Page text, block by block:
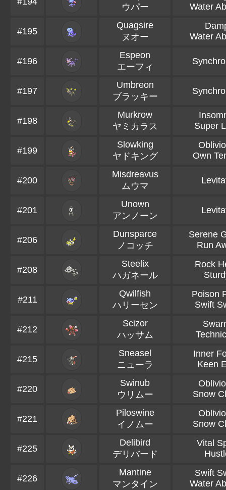
ウパー
Water
#195
Quagsire
ヌオー
Water
#196
Espeon
エーフィ
#197
Umbreon
ブラッキー
#198
Murkrow
ヤミカラス
Super
#199
Slowking
ヤドキング
Own
#200
Misdreavus
ムウマ
#201
Unown
アンノーン
#206
Dunsparce
ノコッチ
Serene
Run
#208
Steelix
ハガネール
Rock
#211
Qwilfish
ハリーセン
Poison
Swift
#212
Scizor
ハッサム
#215
Sneasel
ニューラ
Inner
Keen
#220
Swinub
ウリムー
Snow
#221
Piloswine
イノムー
Snow
#225
Delibird
デリバード
Vital
#226
Mantine
マンタイン
Swift
Water